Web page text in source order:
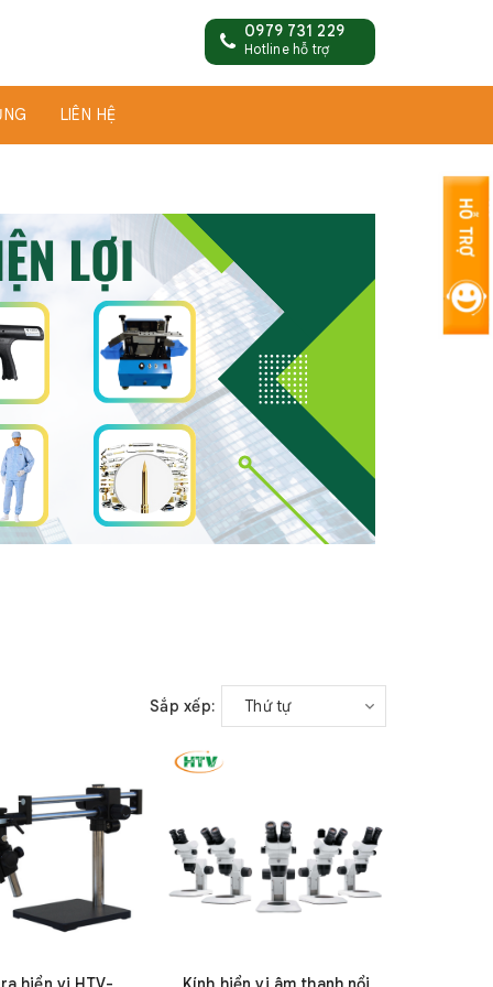
0979 731 229
Hotline hỗ trợ
LIÊN HỆ
Sắp xếp: Thứ tự